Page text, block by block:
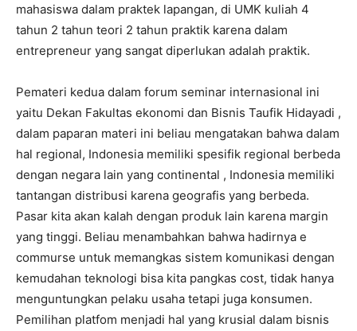
mahasiswa dalam praktek lapangan, di UMK kuliah 4
tahun 2 tahun teori 2 tahun praktik karena dalam
entrepreneur yang sangat diperlukan adalah praktik.
Pemateri kedua dalam forum seminar internasional ini
yaitu Dekan Fakultas ekonomi dan Bisnis Taufik Hidayadi ,
dalam paparan materi ini beliau mengatakan bahwa dalam
hal regional, Indonesia memiliki spesifik regional berbeda
dengan negara lain yang continental , Indonesia memiliki
tantangan distribusi karena geografis yang berbeda.
Pasar kita akan kalah dengan produk lain karena margin
yang tinggi. Beliau menambahkan bahwa hadirnya e
commurse untuk memangkas sistem komunikasi dengan
kemudahan teknologi bisa kita pangkas cost, tidak hanya
menguntungkan pelaku usaha tetapi juga konsumen.
Pemilihan platfom menjadi hal yang krusial dalam bisnis